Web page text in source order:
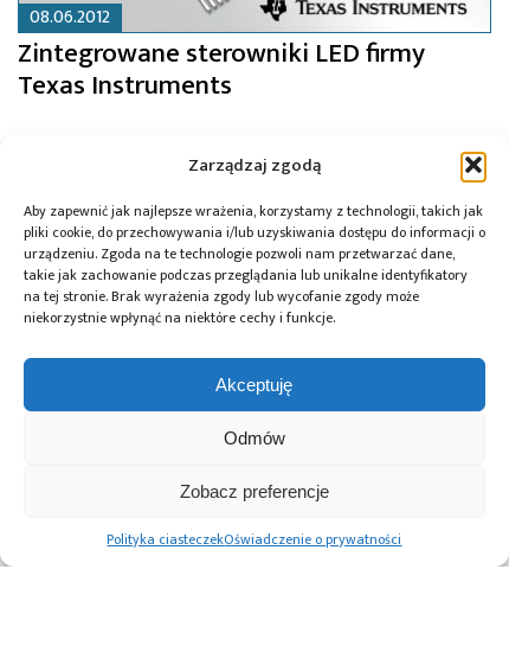
Zarządzaj zgodą
Aby zapewnić jak najlepsze wrażenia, korzystamy z technologii, takich jak
pliki cookie, do przechowywania i/lub uzyskiwania dostępu do informacji o
urządzeniu. Zgoda na te technologie pozwoli nam przetwarzać dane,
takie jak zachowanie podczas przeglądania lub unikalne identyfikatory
na tej stronie. Brak wyrażenia zgody lub wycofanie zgody może
niekorzystnie wpłynąć na niektóre cechy i funkcje.
Akceptuję
Odmów
Zobacz preferencje
Polityka ciasteczekOświadczenie o prywatności
08.06.2012
Zintegrowane sterowniki LED firmy
Texas Instruments
Platforma rozwojowa firmy Texas
Instruments dla aplikacji analizy